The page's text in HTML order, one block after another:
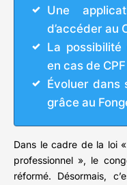
Une
d’accéder au
La
en cas de
Évoluer dans
grâce au
Dans le cadre de la loi
professionnel », le
réformé. Désormais,